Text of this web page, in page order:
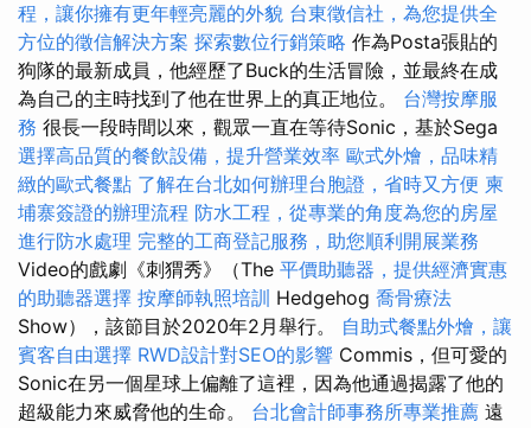
程，讓你擁有更年輕亮麗的外貌 台東徵信社，為您提供全
方位的徵信解決方案 探索數位行銷策略 作為Posta張貼的
狗隊的最新成員，他經歷了Buck的生活冒險，並最終在成
為自己的主時找到了他在世界上的真正地位。 台灣按摩服
務 很長一段時間以來，觀眾一直在等待Sonic，基於Sega
選擇高品質的餐飲設備，提升營業效率 歐式外燴，品味精
緻的歐式餐點 了解在台北如何辦理台胞證，省時又方便 柬
埔寨簽證的辦理流程 防水工程，從專業的角度為您的房屋
進行防水處理 完整的工商登記服務，助您順利開展業務
Video的戲劇《刺猬秀》（The 平價助聽器，提供經濟實惠
的助聽器選擇 按摩師執照培訓 Hedgehog 喬骨療法
Show），該節目於2020年2月舉行。 自助式餐點外燴，讓
賓客自由選擇 RWD設計對SEO的影響 Commis，但可愛的
Sonic在另一個星球上偏離了這裡，因為他通過揭露了他的
超級能力來威脅他的生命。 台北會計師事務所專業推薦 遠